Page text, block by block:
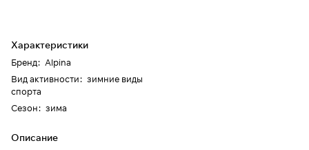
Характеристики
Бренд: Alpina
Вид активности: зимние виды
спорта
Сезон: зима
Описание